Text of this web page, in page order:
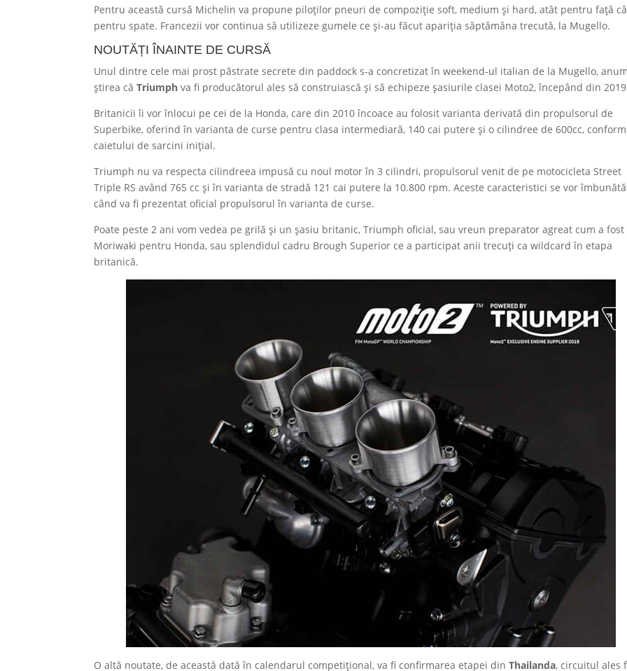
Pentru această cursă Michelin va propune piloților pneuri de compoziție soft, medium și hard, atât pentru față
pentru spate. Francezii vor continua să utilizeze gumele ce și-au făcut apariția săptămâna trecută, la Mugello.
NOUTĂȚI ÎNAINTE DE CURSĂ
Unul dintre cele mai prost păstrate secrete din paddock s-a concretizat în weekend-ul italian de la Mugello,
știrea căTriumph va fi producătorul ales să construiască și să echipeze șasiurile clasei Moto2, începând din
Britanicii îi vor înlocui pe cei de la Honda, care din 2010 încoace au folosit varianta derivată din propulsorul de
Superbike, oferind în varianta de curse pentru clasa intermediară, 140 cai putere și o cilindree de 600cc, conform
caietului de sarcini inițial.
Triumph nu va respecta cilindreea impusă cu noul motor în 3 cilindri, propulsorul venit de pe motocicleta Street
Triple RS având 765 cc și în varianta de stradă 121 cai putere la 10.800 rpm. Aceste caracteristici se vor
când va fi prezentat oficial propulsorul în varianta de curse.
Poate peste 2 ani vom vedea pe grilă și un șasiu britanic, Triumph oficial, sau vreun preparator agreat cum a fost
Moriwaki pentru Honda, sau splendidul cadru Brough Superior ce a participat anii trecuți ca wildcard în etapa
britanică.
O altă noutate, de această dată în calendarul competițional, va fi confirmarea etapei dinThailanda, circuitul ales